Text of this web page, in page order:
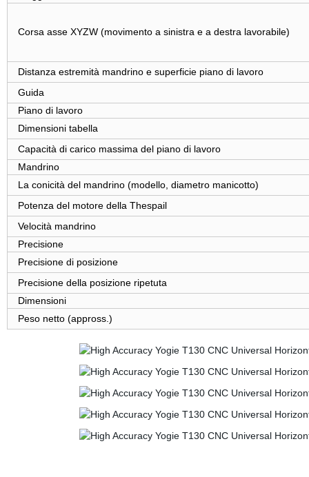
Corsa asse XYZW (movimento a sinistra e a destra lavorabile)
Distanza estremità mandrino e superficie piano di lavoro
Guida
Piano di lavoro
Dimensioni tabella
Capacità di carico massima del piano di lavoro
Mandrino
La conicità del mandrino (modello, diametro manicotto)
Potenza del motore della Thespail
Velocità mandrino
Precisione
Precisione di posizione
Precisione della posizione ripetuta
Dimensioni
Peso netto (appross.)